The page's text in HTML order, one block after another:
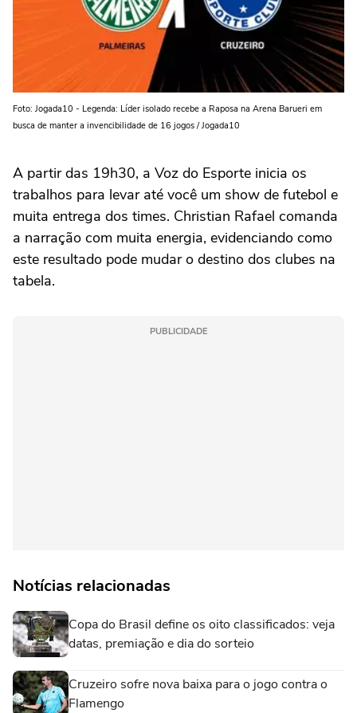
Foto: Jogada10 - Legenda: Líder isolado recebe a Raposa na Arena Barueri em
busca de manter a invencibilidade de 16 jogos / Jogada10
A partir das 19h30, a Voz do Esporte inicia os
trabalhos para levar até você um show de futebol e
muita entrega dos times. Christian Rafael comanda
a narração com muita energia, evidenciando como
este resultado pode mudar o destino dos clubes na
tabela.
PUBLICIDADE
Notícias relacionadas
Copa do Brasil define os oito classificados: veja
datas, premiação e dia do sorteio
Cruzeiro sofre nova baixa para o jogo contra o
Flamengo